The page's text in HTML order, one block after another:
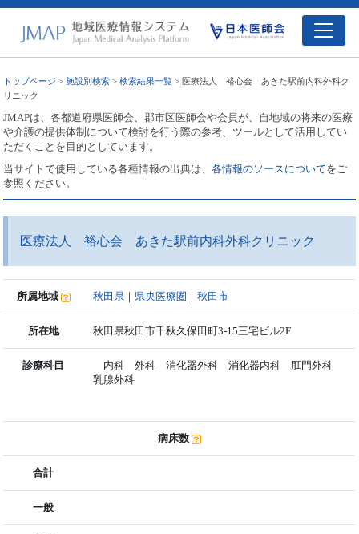
トップページ >施設別検索 >検索結果一覧 > 医療法人 裕心会 あきた駅前内科外科ク
リニック
JMAPは、各都道府県医師会、郡市区医師会や会員が、自地域の将来の医療
や介護の提供体制について検討を行う際の参考、ツールとして活用してい
ただくことを目的としています。
当サイトで使用している各種情報の出典は、各情報のソースについてをご
参照ください。
医療法人 裕心会 あきた駅前内科外科クリニック
所属地域 秋田県 ｜ 県央医療圏 ｜秋田市
所在地 秋田県秋田市千秋久保田町3-15三宅ビル2F
診療科目
内科 外科 消化器外科 消化器内科 肛門外科
乳腺外科
病床数
合計
一般